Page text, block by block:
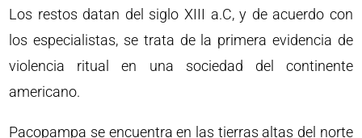
Los restos datan del siglo XIII a.C, y de acuerdo con
los especialistas, se trata de la primera evidencia de
violencia ritual en una sociedad del continente
americano.
Pacopampa se encuentra en las tierras altas del norte